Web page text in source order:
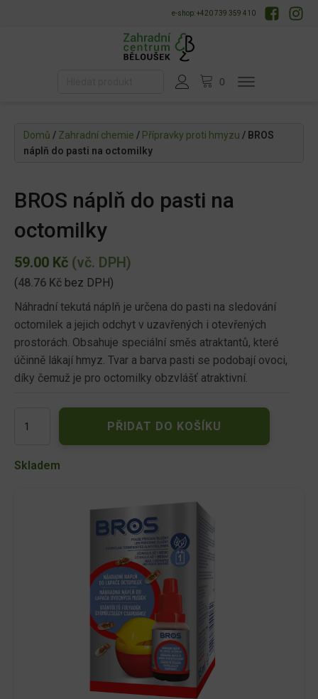
e-shop: +420 739 359 410
Domů / Zahradní chemie / Přípravky proti hmyzu / BROS
náplň do pasti na octomilky
BROS náplň do pasti na
octomilky
59.00 Kč (vč. DPH)
(48.76 Kč bez DPH)
Náhradní tekutá náplň je určena do pasti na sledování
octomilek a jejich odchyt v uzavřených i otevřených
prostorách. Obsahuje speciální směs atraktantů, které
účinně lákají hmyz. Tvar a barva pasti se podobají ovoci,
díky čemuž je pro octomilky obzvlášť atraktivní.
náplň
pasti
PŘIDAT DO KOŠÍKU
Skladem